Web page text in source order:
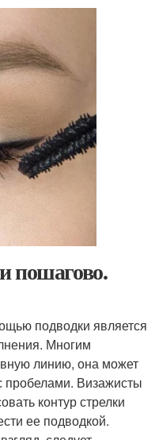
пошагово.
подводки является
Многим
линию, она может
пробелами. Визажисты
контур стрелки
ее подводкой.